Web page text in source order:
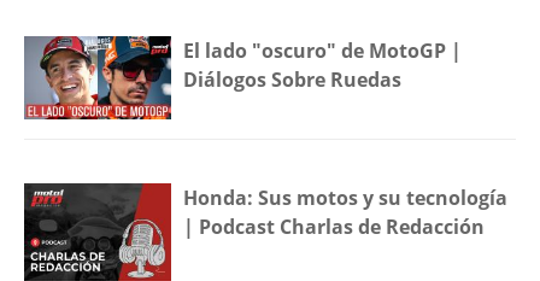
El lado "oscuro" de MotoGP |
Diálogos Sobre Ruedas
Honda: Sus motos y su tecnología
| Podcast Charlas de Redacción